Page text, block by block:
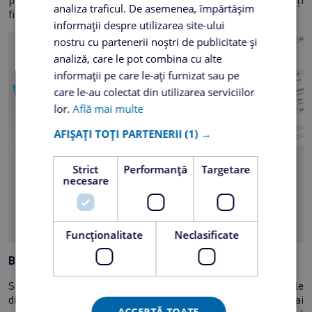
filtrată în prealabil.
Beneficiile serviciului Transpromo
Spre deosebire de flyerele expediate separat, mesajele
dintr-un document tranzacțional rețin atenția pentru mai
analiza traficul. De asemenea, împărtășim
informații despre utilizarea site-ului
nostru cu partenerii noștri de publicitate și
analiză, care le pot combina cu alte
informații pe care le-ați furnizat sau pe
care le-au colectat din utilizarea serviciilor
lor.Află mai multe
AFIȘAȚI TOȚI PARTENERII(1) →
Strict
necesare
Performanță Targetare
Funcţionalitate Neclasificate